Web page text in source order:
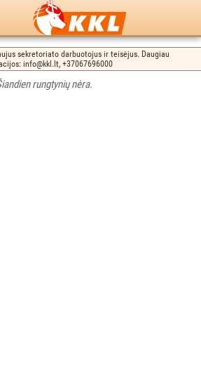
sekretoriato darbuotojus ir teisėjus. Daugiau
info@kkl.lt, +37067696000
rungtynių nėra.